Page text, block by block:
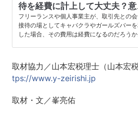
待を経費に計上して大丈夫？意
と知らない「経費」の境界線
フリーランスや個人事業主が、取引先との
接待の場としてキャバクラやガールズバー
した場合、その費用は経費になるのだろうか
取材協力／山本宏税理士（山本宏
tps://www.y-zeirishi.jp
取材・文／峯亮佑